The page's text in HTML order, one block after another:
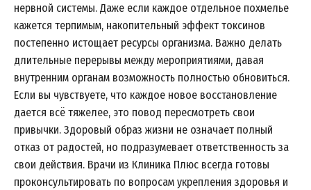
нервной системы. Даже если каждое отдельное похмелье
кажется терпимым, накопительный эффект токсинов
постепенно истощает ресурсы организма. Важно делать
длительные перерывы между мероприятиями, давая
внутренним органам возможность полностью обновиться.
Если вы чувствуете, что каждое новое восстановление
дается всё тяжелее, это повод пересмотреть свои
привычки. Здоровый образ жизни не означает полный
отказ от радостей, но подразумевает ответственность за
свои действия. Врачи из Клиника Плюс всегда готовы
проконсультировать по вопросам укрепления здоровья и